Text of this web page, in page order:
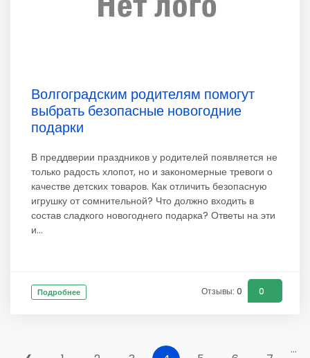
Волгоградским родителям помогут
выбрать безопасные новогодние
подарки
В преддверии праздников у родителей появляется не
только радость хлопот, но и закономерные тревоги о
качестве детских товаров. Как отличить безопасную
игрушку от сомнительной? Что должно входить в
состав сладкого новогоднего подарка? Ответы на эти
и...
Подробнее Отзывы: 0 0
...